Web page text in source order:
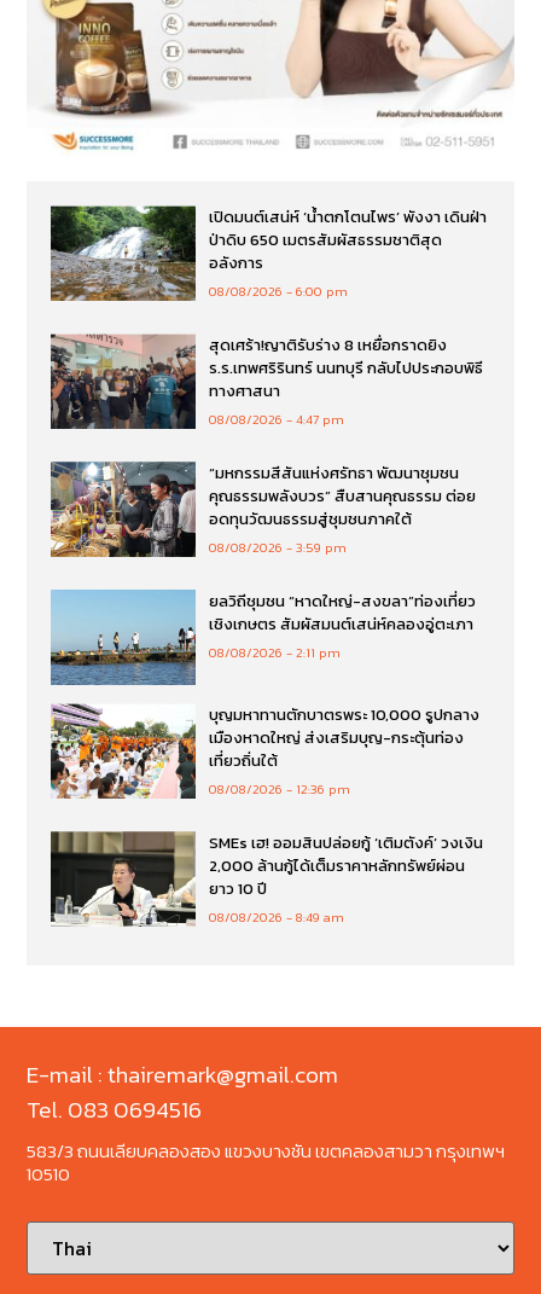
เปิดมนต์เสน่ห์ ‘น้ำตกโตนไพร’ พังงา เดินฝ่า
ป่าดิบ 650 เมตรสัมผัสธรรมชาติสุด
อลังการ
08/08/2026 6:00 pm
สุดเศร้า!ญาติรับร่าง 8 เหยื่อกราดยิง
ร.ร.เทพศริรินทร์ นนทบุรี กลับไปประกอบพิธี
ทางศาสนา
08/08/2026 4:47 pm
“มหกรรมสีสันแห่งศรัทธา พัฒนาชุมชน
คุณธรรมพลังบวร” สืบสานคุณธรรม ต่อย
อดทุนวัฒนธรรมสู่ชุมชนภาคใต้
08/08/2026 3:59 pm
ยลวิถีชุมชน “หาดใหญ่-สงขลา”ท่องเที่ยว
เชิงเกษตร สัมผัสมนต์เสน่ห์คลองอู่ตะเภา
08/08/2026 2:11 pm
บุญมหาทานตักบาตรพระ 10,000 รูปกลาง
เมืองหาดใหญ่ ส่งเสริมบุญ-กระตุ้นท่อง
เที่ยวถิ่นใต้
08/08/2026 12:36 pm
SMEs เฮ! ออมสินปล่อยกู้ ‘เติมตังค์’ วงเงิน
2,000 ล้านกู้ได้เต็มราคาหลักทรัพย์ผ่อน
ยาว 10 ปี
08/08/2026 8:49 am
E-mail : thairemark@gmail.com
Tel. 083 0694516
583/3 ถนนเลียบคลองสอง แขวงบางชัน เขตคลองสามวา กรุงเทพฯ
10510